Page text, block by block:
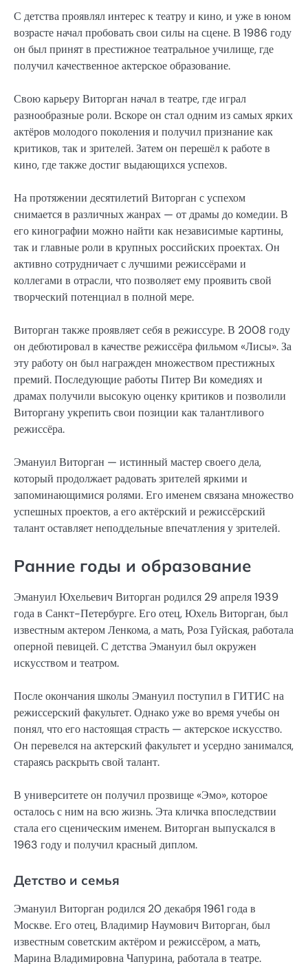
С детства проявлял интерес к театру и кино, и уже в юном
возрасте начал пробовать свои силы на сцене. В 1986 году
он был принят в престижное театральное училище, где
получил качественное актерское образование.
Свою карьеру Виторган начал в театре, где играл
разнообразные роли. Вскоре он стал одним из самых ярких
актёров молодого поколения и получил признание как
критиков, так и зрителей. Затем он перешёл к работе в
кино, где также достиг выдающихся успехов.
На протяжении десятилетий Виторган с успехом
снимается в различных жанрах — от драмы до комедии. В
его кинографии можно найти как независимые картины,
так и главные роли в крупных российских проектах. Он
активно сотрудничает с лучшими режиссёрами и
коллегами в отрасли, что позволяет ему проявить свой
творческий потенциал в полной мере.
Виторган также проявляет себя в режиссуре. В 2008 году
он дебютировал в качестве режиссёра фильмом «Лисы». За
эту работу он был награжден множеством престижных
премий. Последующие работы Питер Ви комедиях и
драмах получили высокую оценку критиков и позволили
Виторгану укрепить свои позиции как талантливого
режиссёра.
Эмануил Виторган — истинный мастер своего дела,
который продолжает радовать зрителей яркими и
запоминающимися ролями. Его именем связана множество
успешных проектов, а его актёрский и режиссёрский
талант оставляет неподдельные впечатления у зрителей.
Ранние годы и образование
Эмануил Юхельевич Виторган родился 29 апреля 1939
года в Санкт-Петербурге. Его отец, Юхель Виторган, был
известным актером Ленкома, а мать, Роза Гуйская, работала
оперной певицей. С детства Эмануил был окружен
искусством и театром.
После окончания школы Эмануил поступил в ГИТИС на
режиссерский факультет. Однако уже во время учебы он
понял, что его настоящая страсть — актерское искусство.
Он перевелся на актерский факультет и усердно занимался,
стараясь раскрыть свой талант.
В университете он получил прозвище «Эмо», которое
осталось с ним на всю жизнь. Эта кличка впоследствии
стала его сценическим именем. Виторган выпускался в
1963 году и получил красный диплом.
Детство и семья
Эмануил Виторган родился 20 декабря 1961 года в
Москве. Его отец, Владимир Наумович Виторган, был
известным советским актёром и режиссёром, а мать,
Марина Владимировна Чапурина, работала в театре.